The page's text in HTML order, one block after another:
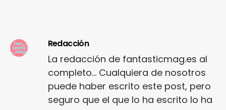
Redacción
La redacción de fantasticmag.es al
completo... Cualquiera de nosotros
puede haber escrito este post, pero
seguro que el que lo ha escrito lo ha